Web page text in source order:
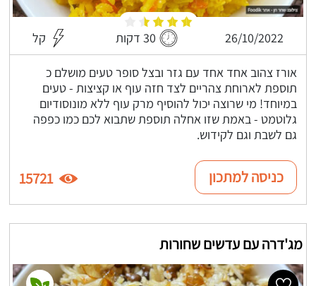
26/10/2022 30 דקות קל
אורז צהוב אחד אחד עם גזר ובצל סופר טעים מושלם כ
תוספת לארוחת צהריים לצד חזה עוף או קציצות - טעים
במיוחד! מי שרוצה יכול להוסיף מרק עוף ללא מונוסודיום
גלוטמט - באמת שזו אחלה תוספת שתבוא לכם כמו כפפה
גם לשבת וגם לקידוש.
כניסה למתכון 15721
מג'דרה עם עדשים שחורות